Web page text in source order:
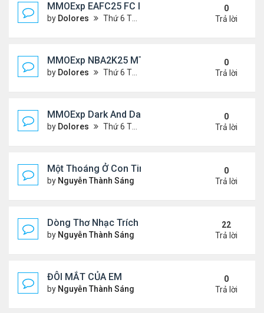
MMOExp EAFC25 FC IQ: Tactical Overhaul
by Dolores Thứ 6 Tháng 9 27, 2024 6:43 pm
0
Trả lời
MMOExp NBA2K25 MT Stephen Curry
by Dolores Thứ 6 Tháng 9 27, 2024 6:42 pm
0
Trả lời
MMOExp Dark And Darker to levelling up
by Dolores Thứ 6 Tháng 9 27, 2024 6:40 pm
0
Trả lời
Một Thoáng Ở Con Tim
by Nguyễn Thành Sáng Chủ nhật Tháng 8 25, 2024
0
Trả lời
Dòng Thơ Nhạc Trích Đoạn
by Nguyễn Thành Sáng Thứ 6 Tháng 3 15, 2024 9:53
22
Trả lời
ĐÔI MẮT CỦA EM
by Nguyễn Thành Sáng Thứ 3 Tháng 7 30, 2024 9:08
0
Trả lời